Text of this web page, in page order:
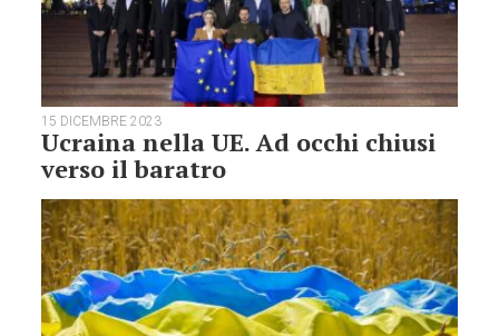
15 DICEMBRE 2023
Ucraina nella UE. Ad occhi chiusi
verso il baratro